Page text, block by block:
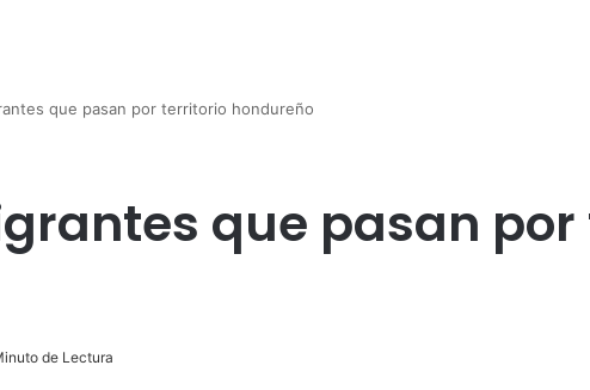
que pasan por territorio hondureño
que pasan
de Lectura